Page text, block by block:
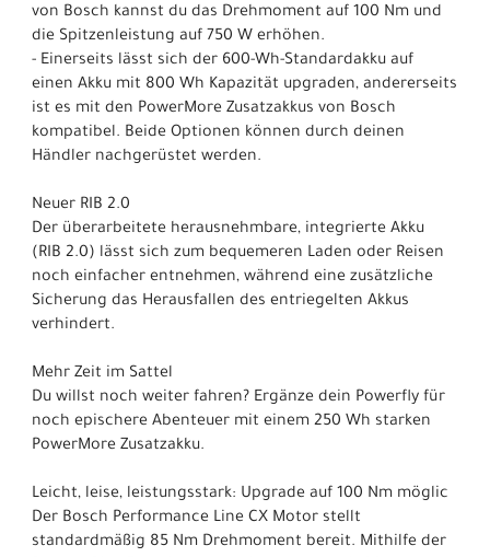
von Bosch kannst du das Drehmoment auf 100 Nm und
die Spitzenleistung auf 750 W erhöhen.
- Einerseits lässt sich der 600-Wh-Standardakku auf
einen Akku mit 800 Wh Kapazität upgraden, andererseits
ist es mit den PowerMore Zusatzakkus von Bosch
kompatibel. Beide Optionen können durch deinen
Händler nachgerüstet werden.
Neuer RIB 2.0
Der überarbeitete herausnehmbare, integrierte Akku
(RIB 2.0) lässt sich zum bequemeren Laden oder Reisen
noch einfacher entnehmen, während eine zusätzliche
Sicherung das Herausfallen des entriegelten Akkus
verhindert.
Mehr Zeit im Sattel
Du willst noch weiter fahren? Ergänze dein Powerfly für
noch epischere Abenteuer mit einem 250 Wh starken
PowerMore Zusatzakku.
Leicht, leise, leistungsstark: Upgrade auf 100 Nm möglic
Der Bosch Performance Line CX Motor stellt
standardmäßig 85 Nm Drehmoment bereit. Mithilfe der